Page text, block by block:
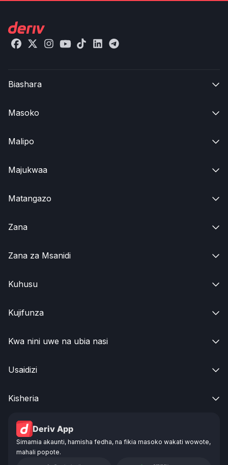
Biashara 
Masoko 
Malipo 
Majukwaa 
Matangazo 
Zana 
Zana za Msanidi 
Kuhusu 
Kujifunza 
Kwa nini uwe na ubia nasi 
Usaidizi 
Kisheria 
Deriv App
Simamia akaunti, hamisha fedha, na fikia masoko wakati wowote,
mahali popote.